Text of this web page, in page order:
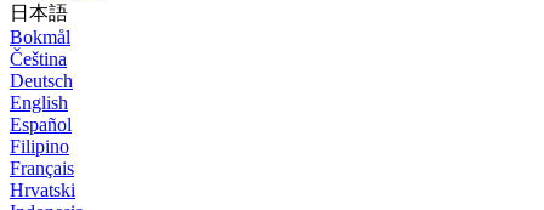
日本語
Bokmål
Čeština
Deutsch
English
Español
Filipino
Français
Hrvatski